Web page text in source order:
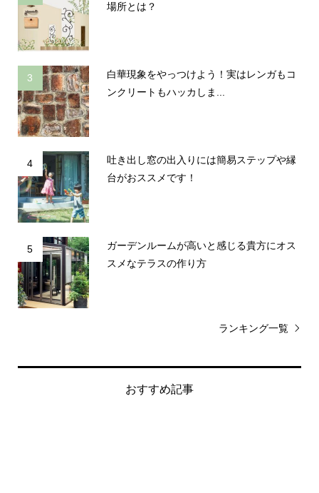
場所とは？
3
白華現象をやっつけよう！実はレンガもコ
ンクリートもハッカしま...
4
吐き出し窓の出入りには簡易ステップや縁
台がおススメです！
5
ガーデンルームが高いと感じる貴方にオス
スメなテラスの作り方
ランキング一覧
おすすめ記事